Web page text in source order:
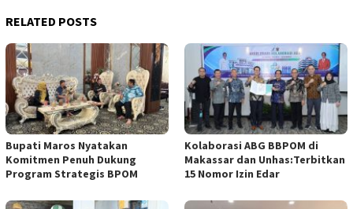
RELATED POSTS
Bupati Maros Nyatakan
Komitmen Penuh Dukung
Program Strategis BPOM
Kolaborasi ABG BBPOM di
Makassar dan Unhas:Terbitkan
15 Nomor Izin Edar